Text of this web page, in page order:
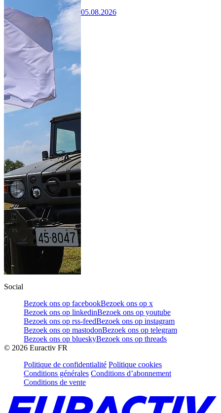
05.08.2026
Social
Bezoek ons op facebookBezoek ons op x
Bezoek ons op linkedinBezoek ons op youtube
Bezoek ons op rss-feedBezoek ons op instagram
Bezoek ons op mastodonBezoek ons op telegram
Bezoek ons op blueskyBezoek ons op threads
© 2026 Euractiv FR
Politique de confidentialité Politique cookies
Conditions générales Conditions d’abonnement
Conditions de vente